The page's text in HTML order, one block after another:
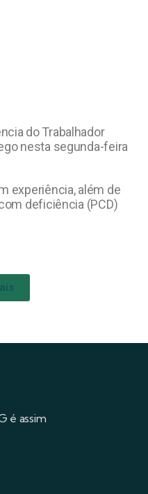
do Trabalhador
nesta segunda-feira
experiência, além de
deficiência (PCD)
é assim